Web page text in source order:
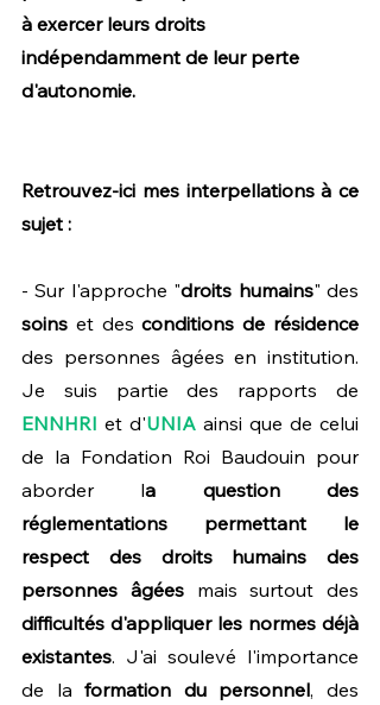
à exercer leurs droits
indépendamment de leur perte
d'autonomie.
Retrouvez-ici mes interpellations à ce
sujet :
- Sur l'approche "droits humains
soins et des conditions de résidence
des personnes âgées en institution.
ENNHRI et d'UNIA ainsi que de celui
de la Fondation Roi Baudouin pour
aborder la question des
réglementations permettant le
respect des droits humains des
personnes âgées
difficultés d'appliquer les normes déjà
existantes. J'ai soulevé l'importance
de la formation du personnel, des